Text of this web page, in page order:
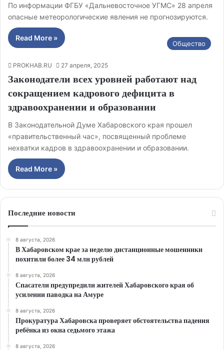
По информации ФГБУ «Дальневосточное УГМС» 28 апреля
опасные метеорологические явления не прогнозируются.
Read More »
Общество
PROKHAB.RU 27 апреля, 2025
Законодатели всех уровней работают над
сокращением кадрового дефицита в
здравоохранении и образовании
В Законодательной Думе Хабаровского края прошел
«правительственный час», посвященный проблеме
нехватки кадров в здравоохранении и образовании.
Read More »
Последние новости
8 августа, 2026
В Хабаровском крае за неделю дистанционные мошенники
похитили более 34 млн рублей
8 августа, 2026
Спасатели предупредили жителей Хабаровского края об
усилении паводка на Амуре
8 августа, 2026
Прокуратура Хабаровска проверяет обстоятельства падения
ребёнка из окна седьмого этажа
8 августа, 2026